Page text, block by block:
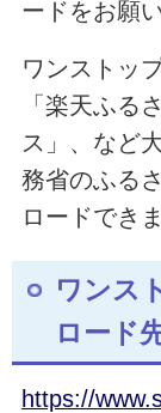
ードをお願
ワンストッ
「楽天ふる
ス」、など
務省のふる
ロードできま
ワンス
ロード
https://